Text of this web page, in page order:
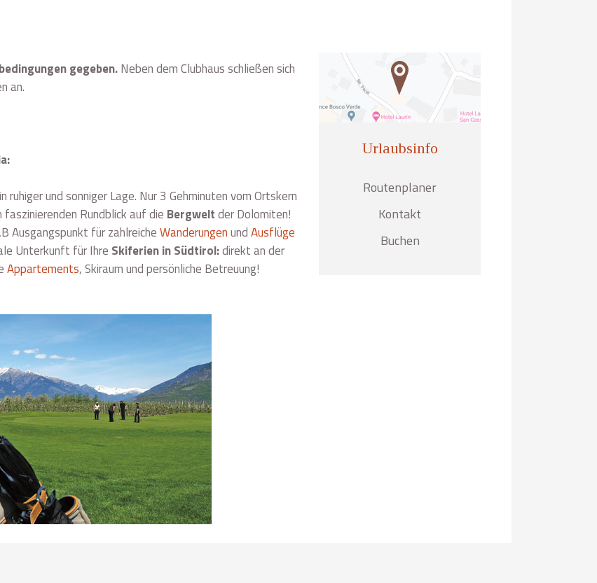
Urlaubsinfo
Routenplaner
Kontakt
Buchen
gegeben.Neben dem Clubhaus schließen sich
an.
und sonniger Lage. Nur 3 Gehminuten vom Ortskern
Rundblick auf die Bergweltder Dolomiten!
Ausgangspunkt für zahlreicheWanderungenundAusflüge
Unterkunft für Ihre Skiferien in Südtirol:direkt an der
Appartements, Skiraum und persönliche Betreuung!